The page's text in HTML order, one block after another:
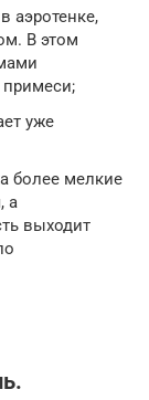
аэротенке,
В этом
примеси;
уже
более мелкие
а
выходит